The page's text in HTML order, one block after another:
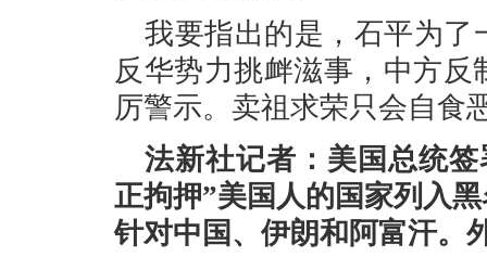
我要指出的是，石平为了
反华势力挑衅滋事，中方
厉警示。卖祖求荣只会自食
法新社记者：美国总统
正拘押”美国人的国家列入
针对中国、伊朗和阿富汗。